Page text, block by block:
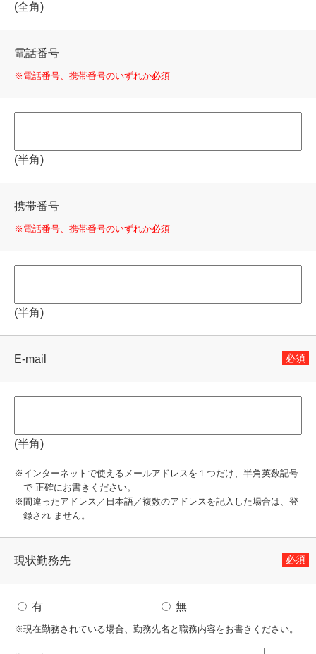
(全角)
電話番号
※電話番号、携帯番号のいずれか必須
(半角)
携帯番号
※電話番号、携帯番号のいずれか必須
(半角)
E-mail 必須
(半角)
※インターネットで使えるメールアドレスを１つだけ、半角英数記号
で 正確にお書きください。
※間違ったアドレス／日本語／複数のアドレスを記入した場合は、登
録され ません。
現状勤務先 必須
有 無
※現在勤務されている場合、勤務先名と職務内容をお書きください。